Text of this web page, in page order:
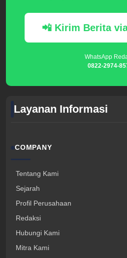
📲 Kirim Berita
WhatsApp
0822-2974-
Layanan Informasi
COMPANY
Tentang Kami
Sejarah
Profil Perusahaan
Redaksi
Hubungi Kami
Mitra Kami